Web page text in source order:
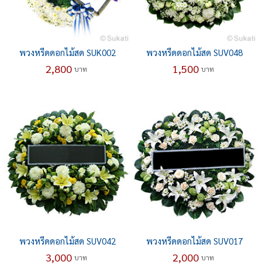
พวงหรีดดอกไม้สด SUK002
2,800 บาท
พวงหรีดดอกไม้สด SUV048
1,500 บาท
พวงหรีดดอกไม้สด SUV042
3,000 บาท
พวงหรีดดอกไม้สด SUV017
2,000 บาท